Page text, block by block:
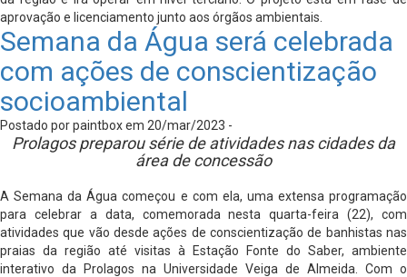
aprovação e licenciamento junto aos órgãos ambientais.
Semana da Água será celebrada
com ações de conscientização
socioambiental
Postado por paintbox em 20/mar/2023 -
Prolagos preparou série de atividades nas cidades da
área de concessão
A Semana da Água começou e com ela, uma extensa programação
para celebrar a data, comemorada nesta quarta-feira (22), com
atividades que vão desde ações de conscientização de banhistas nas
praias da região até visitas à Estação Fonte do Saber, ambiente
interativo da Prolagos na Universidade Veiga de Almeida. Com o